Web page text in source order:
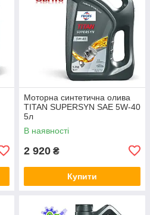
Моторна синтетична олива
TITAN SUPERSYN SAE 5W-40
5л
В наявності
2 920 ₴
Купити